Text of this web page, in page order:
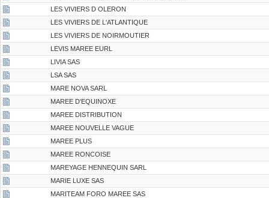
LES VIVIERS D OLERON
LES VIVIERS DE L'ATLANTIQUE
LES VIVIERS DE NOIRMOUTIER
LEVIS MAREE EURL
LIVIA SAS
LSA SAS
MARE NOVA SARL
MAREE D'EQUINOXE
MAREE DISTRIBUTION
MAREE NOUVELLE VAGUE
MAREE PLUS
MAREE RONCOISE
MAREYAGE HENNEQUIN SARL
MARIE LUXE SAS
MARITEAM FORO MAREE SAS